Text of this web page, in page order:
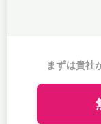
まずは貴社